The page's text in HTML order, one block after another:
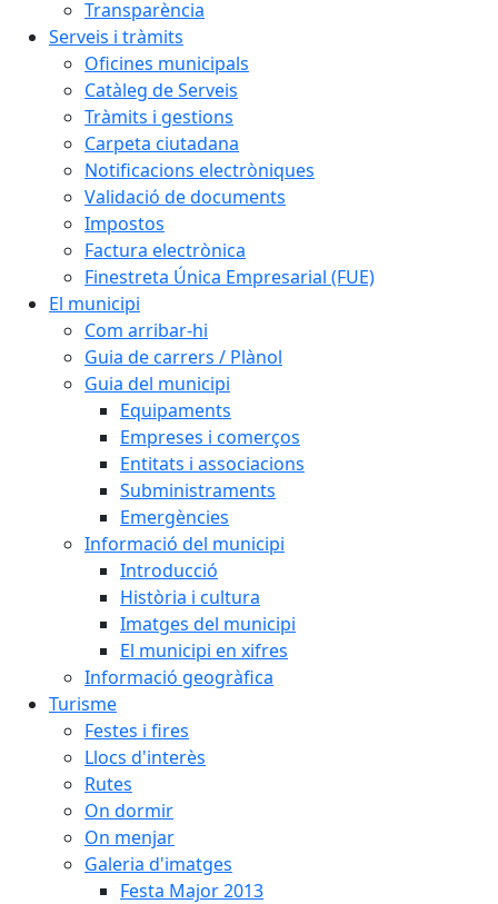
Transparència
Serveis i tràmits
Oficines municipals
Catàleg de Serveis
Tràmits i gestions
Carpeta ciutadana
Notificacions electròniques
Validació de documents
Impostos
Factura electrònica
Finestreta Única Empresarial (FUE)
El municipi
Com arribar-hi
Guia de carrers / Plànol
Guia del municipi
Equipaments
Empreses i comerços
Entitats i associacions
Subministraments
Emergències
Informació del municipi
Introducció
Història i cultura
Imatges del municipi
El municipi en xifres
Informació geogràfica
Turisme
Festes i fires
Llocs d'interès
Rutes
On dormir
On menjar
Galeria d'imatges
Festa Major 2013